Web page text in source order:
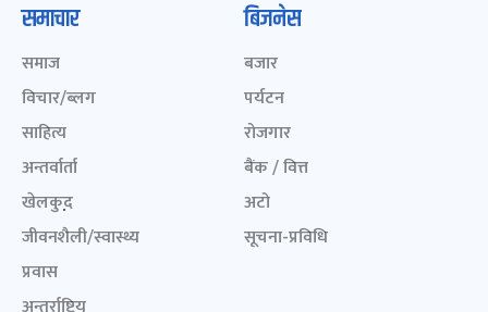
समाचार
समाज
विचार/ब्लग
साहित्य
अन्तर्वार्ता
खेलकुद़़
जीवनशैली/स्वास्थ्य
प्रवास
बिजनेस
बजार
पर्यटन
रोजगार
बैंक / वित्त
अटो
सूचना-प्रविधि